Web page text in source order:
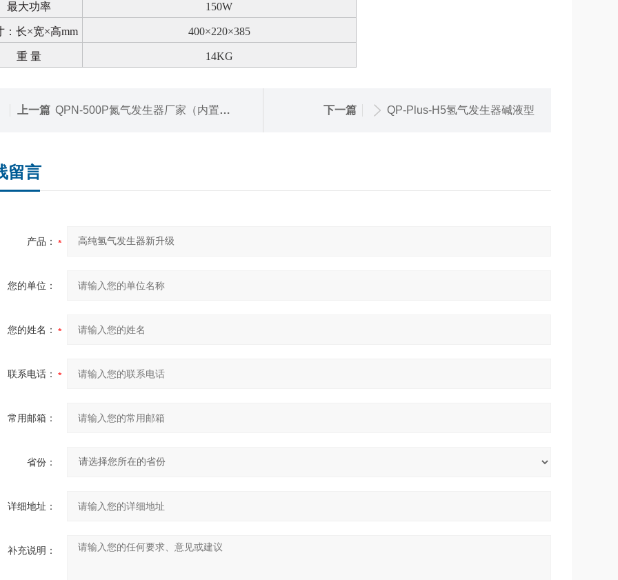
最大功率 150W
：长×宽×高mm 400×220×385
重 量 14KG
上一篇 QPN-500P氮气发生器厂家（内置空气源） 下一篇 QP-Plus-H5氢气发生器碱液型
留言
产品：
您的单位：
您的姓名：
联系电话：
常用邮箱：
省份：
详细地址：
补充说明：